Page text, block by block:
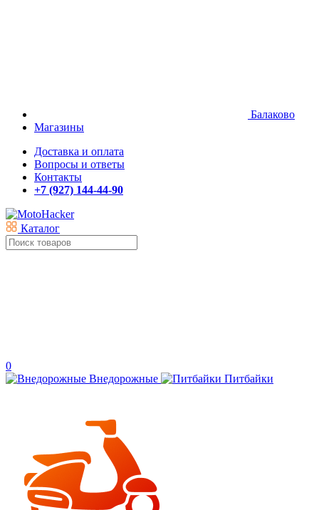
Балаково
Магазины
Доставка и оплата
Вопросы и ответы
Контакты
+7 (927) 144-44-90
Каталог
0
Внедорожные
Питбайки